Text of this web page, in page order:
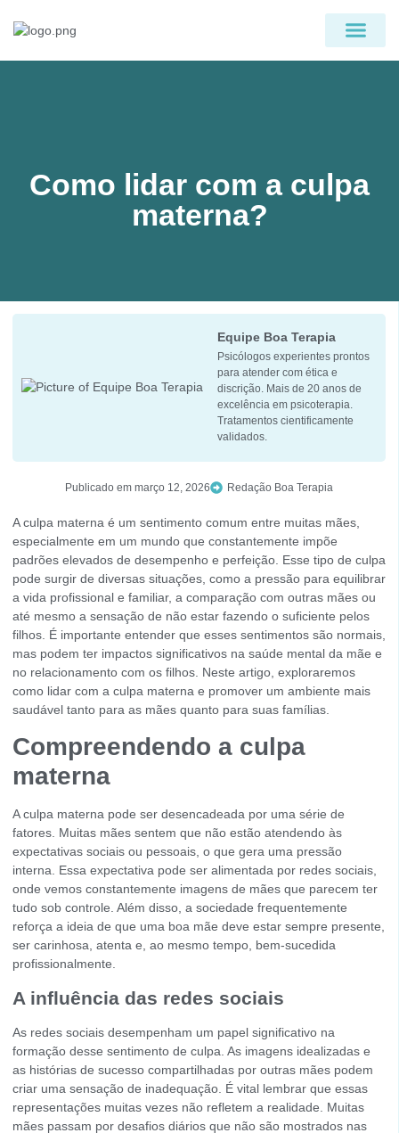
Como lidar com a culpa
materna?
Equipe Boa Terapia
Psicólogos experientes prontos
para atender com ética e
discrição. Mais de 20 anos de
excelência em psicoterapia.
Tratamentos cientificamente
validados.
Publicado em março 12, 2026 Redação Boa Terapia
A culpa materna é um sentimento comum entre muitas mães,
especialmente em um mundo que constantemente impõe
padrões elevados de desempenho e perfeição. Esse tipo de culpa
pode surgir de diversas situações, como a pressão para equilibrar
a vida profissional e familiar, a comparação com outras mães ou
até mesmo a sensação de não estar fazendo o suficiente pelos
filhos. É importante entender que esses sentimentos são normais,
mas podem ter impactos significativos na saúde mental da mãe e
no relacionamento com os filhos. Neste artigo, exploraremos
como lidar com a culpa materna e promover um ambiente mais
saudável tanto para as mães quanto para suas famílias.
Compreendendo a culpa
materna
A culpa materna pode ser desencadeada por uma série de
fatores. Muitas mães sentem que não estão atendendo às
expectativas sociais ou pessoais, o que gera uma pressão
interna. Essa expectativa pode ser alimentada por redes sociais,
onde vemos constantemente imagens de mães que parecem ter
tudo sob controle. Além disso, a sociedade frequentemente
reforça a ideia de que uma boa mãe deve estar sempre presente,
ser carinhosa, atenta e, ao mesmo tempo, bem-sucedida
profissionalmente.
A influência das redes sociais
As redes sociais desempenham um papel significativo na
formação desse sentimento de culpa. As imagens idealizadas e
as histórias de sucesso compartilhadas por outras mães podem
criar uma sensação de inadequação. É vital lembrar que essas
representações muitas vezes não refletem a realidade. Muitas
mães passam por desafios diários que não são mostrados nas